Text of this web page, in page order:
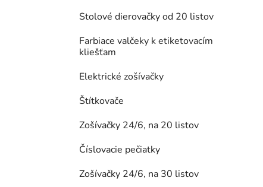
Stolové dierovačky od 20 listov
Farbiace valčeky k etiketovacím
kliešťam
Elektrické zošívačky
Štítkovače
Zošívačky 24/6, na 20 listov
Číslovacie pečiatky
Zošívačky 24/6, na 30 listov